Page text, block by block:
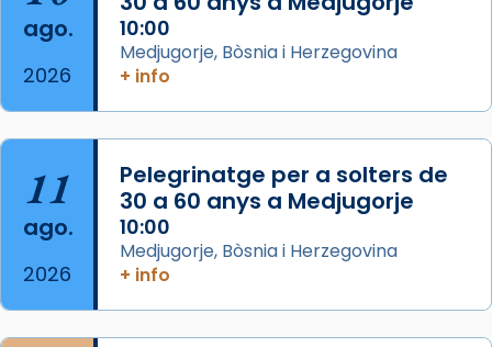
Josep Omella, ha presidit la missa i l’ha
concelebrat el bisbe auxiliar de Barcelona,
Mons. David Abadías.
📸 Dr. G. Simón
Foto
View on Facebook · Share
Arquebisbat de Barcelona
2 weeks ago
ago.
2026
10:00
Medjugorje, Bòsnia i Herzegovina
+ info
11
ago.
2026
Pelegrinatge per a solters de
30 a 60 anys a Medjugorje
10:00
Medjugorje, Bòsnia i Herzegovina
+ info